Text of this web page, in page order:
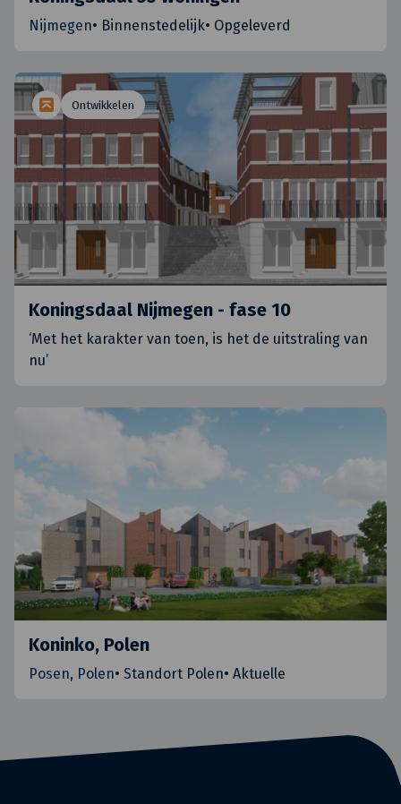
Nijmegen• Binnenstedelijk• Opgeleverd
Ontwikkelen
Koningsdaal Nijmegen - fase 10
‘Met het karakter van toen, is het de uitstraling van
nu’
Koninko, Polen
Posen, Polen• Standort Polen• Aktuelle